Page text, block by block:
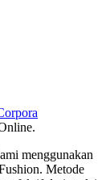
menggunakan
Metode